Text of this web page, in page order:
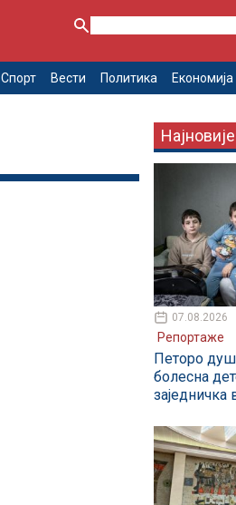
Спорт Вести Политика Економија
Најновије
07.08.2026
Репортаже
Петоро
болесна
заједничка